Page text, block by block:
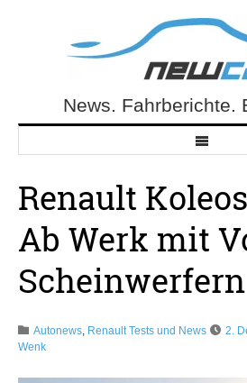
NewCarz.deNews. Fahrberichte.
Renault
Ab Werk mit
Scheinwerfern
Autonews, Renault Tests und News 2.
Wenk